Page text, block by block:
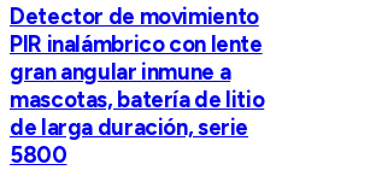
Detector de movimiento
PIR inalámbrico con lente
gran angular inmune a
mascotas, batería de litio
de larga duración, serie
5800